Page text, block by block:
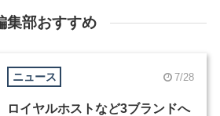
集部おすすめ
ニュース 7/28
ロイヤルホストなど3ブランドへ